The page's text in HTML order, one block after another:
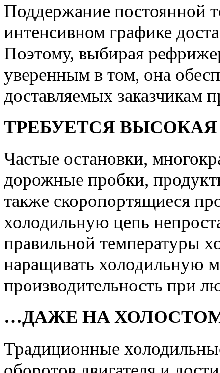
Поддержание постоянной
интенсивном графике
Поэтому, выбирая
уверенным в том, она
доставляемых заказчикам
ТРЕБУЕТСЯ
Частые остановки,
дорожные пробки,
также скоропортящиеся
холодильную цепь
правильной температуры
наращивать холодильную
производительность при
…ДАЖЕ НА
Традиционные